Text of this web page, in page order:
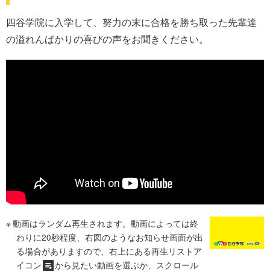
四谷学院に入学して、努力の末に合格を勝ち取った先輩達
の溢れんばかりの喜びの声をお聞きください。
動画はランダム再生されます。動画によっては終
わりに20秒程度、右図のようなお知らせ画面が出
る場合がありますので、右上にある再生リストア
イコン
から見たい動画を選ぶか、スクロール